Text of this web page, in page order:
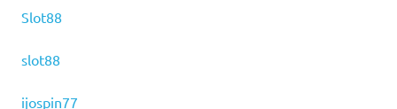
Slot88
slot88
ijospin77